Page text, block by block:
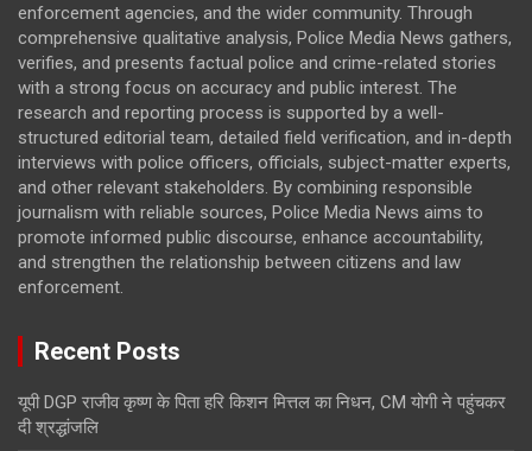
enforcement agencies, and the wider community. Through
comprehensive qualitative analysis, Police Media News gathers,
verifies, and presents factual police and crime-related stories
with a strong focus on accuracy and public interest. The
research and reporting process is supported by a well-
structured editorial team, detailed field verification, and in-depth
interviews with police officers, officials, subject-matter experts,
and other relevant stakeholders. By combining responsible
journalism with reliable sources, Police Media News aims to
promote informed public discourse, enhance accountability,
and strengthen the relationship between citizens and law
enforcement.
Recent Posts
यूपी DGP राजीव कृष्ण के पिता हरि किशन मित्तल का निधन, CM योगी ने पहुंचकर
दी श्रद्धांजलि